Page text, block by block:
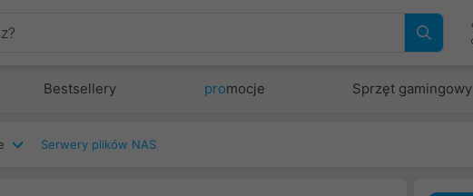
Bestsellery promocje Sprzęt gamingowy
Serwery plików NAS